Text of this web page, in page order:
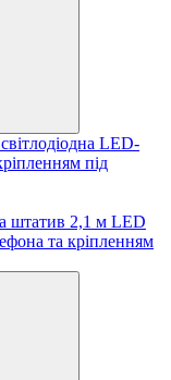
LED-
під